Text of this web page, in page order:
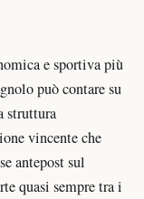
e sportiva più
può contare su
struttura
vincente che
antepost sul
quasi sempre tra i